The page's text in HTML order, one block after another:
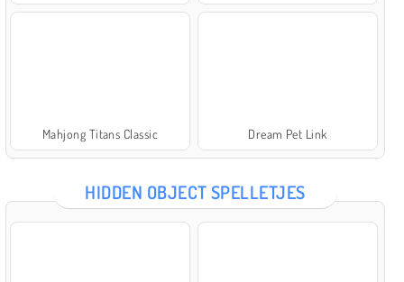
Mahjong Titans Classic Dream Pet Link
HIDDEN OBJECT SPELLETJES